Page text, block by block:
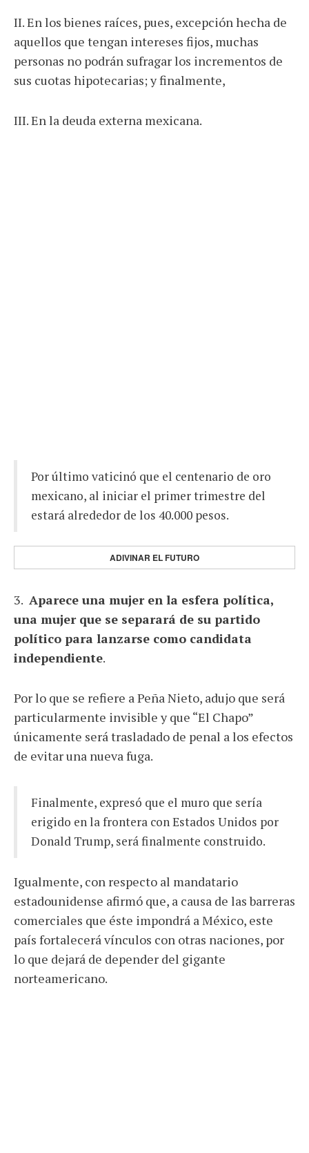
II. En los bienes raíces, pues, excepción hecha de
aquellos que tengan intereses fijos, muchas
personas no podrán sufragar los incrementos de
sus cuotas hipotecarias; y finalmente,
III. En la deuda externa mexicana.
Por último vaticinó que el centenario de oro
mexicano, al iniciar el primer trimestre del
estará alrededor de los 40.000 pesos.
ADIVINAR EL FUTURO
3. Aparece una mujer en la esfera política,
una mujer que se separará de su partido
político para lanzarse como candidata
independiente.
Por lo que se refiere a Peña Nieto, adujo que será
particularmente invisible y que “El Chapo”
únicamente será trasladado de penal a los efectos
de evitar una nueva fuga.
Finalmente, expresó que el muro que sería
erigido en la frontera con Estados Unidos por
Donald Trump, será finalmente construido.
Igualmente, con respecto al mandatario
estadounidense afirmó que, a causa de las barreras
comerciales que éste impondrá a México, este
país fortalecerá vínculos con otras naciones, por
lo que dejará de depender del gigante
norteamericano.